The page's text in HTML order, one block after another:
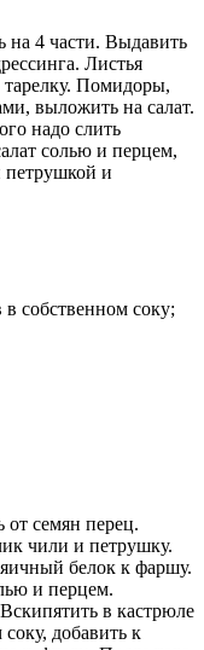
на 4 части. Выдавить
Листья
Помидоры,
выложить на салат.
надо слить
солью и перцем,
петрушкой и
собственном соку;
от семян перец.
чили и петрушку.
белок к фаршу.
и перцем.
в кастрюле
добавить к